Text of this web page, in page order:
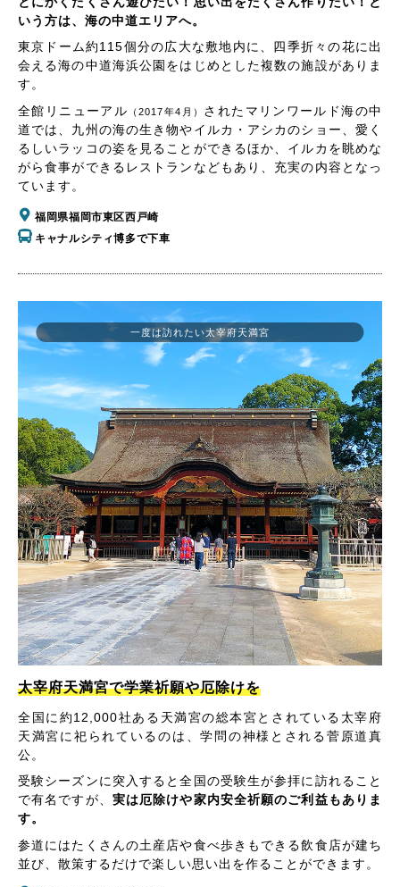
いう方は、海の中道エリアへ。
東京ドーム約115個分の広大な敷地内に、四季折々の花に出
会える海の中道海浜公園をはじめとした複数の施設がありま
す。
全館リニューアル （2017年4月） されたマリンワールド海の中
道では、九州の海の生き物やイルカ・アシカのショー、愛く
るしいラッコの姿を見ることができるほか、イルカを眺めな
がら食事ができるレストランなどもあり、充実の内容となっ
ています。
福岡県福岡市東区西戸崎
キャナルシティ博多で下車
太宰府天満宮で学業祈願や厄除けを
全国に約12,000社ある天満宮の総本宮とされている太宰府
天満宮に祀られているのは、学問の神様とされる菅原道真
公。
受験シーズンに突入すると全国の受験生が参拝に訪れること
で有名ですが、 実は厄除けや家内安全祈願のご利益もありま
す。
参道にはたくさんの土産店や食べ歩きもできる飲食店が建ち
並び、散策するだけで楽しい思い出を作ることができます。
一度は訪れたい太宰府天満宮